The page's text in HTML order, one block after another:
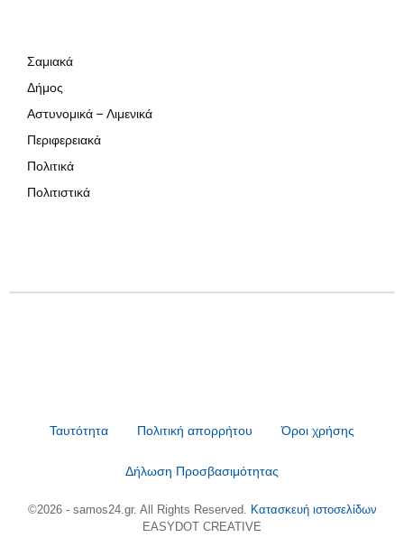
Σαμιακά
Δήμος
Αστυνομικά – Λιμενικά
Περιφερειακά
Πολιτικά
Πολιτιστικά
Ταυτότητα Πολιτική απορρήτου Όροι χρήσης
Δήλωση Προσβασιμότητας
©2026 - samos24.gr. All Rights Reserved.
Κατασκευή ιστοσελίδων
EASYDOT CREATIVE